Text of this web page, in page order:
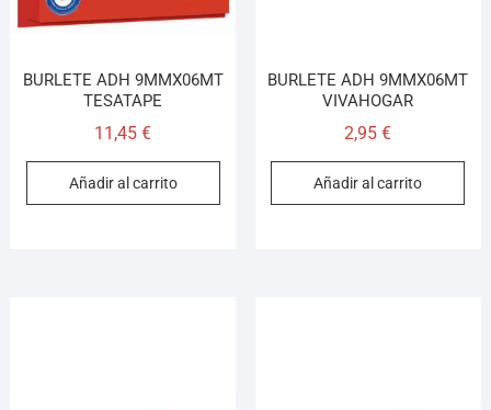
BURLETE ADH 9MMX06MT
TESATAPE
11,45€
Añadir al carrito
BURLETE ADH 9MMX06MT
VIVAHOGAR
2,95€
Añadir al carrito